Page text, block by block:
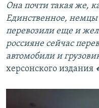
Она почти такая же,
Единственное,
перевозили еще и
россияне сейчас
автомобили и
херсонского издания